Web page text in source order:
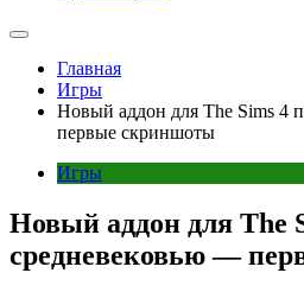
Главная
Игры
Новый аддон для The Sims 4
первые скриншоты
Игры
Новый аддон для The
средневековью —